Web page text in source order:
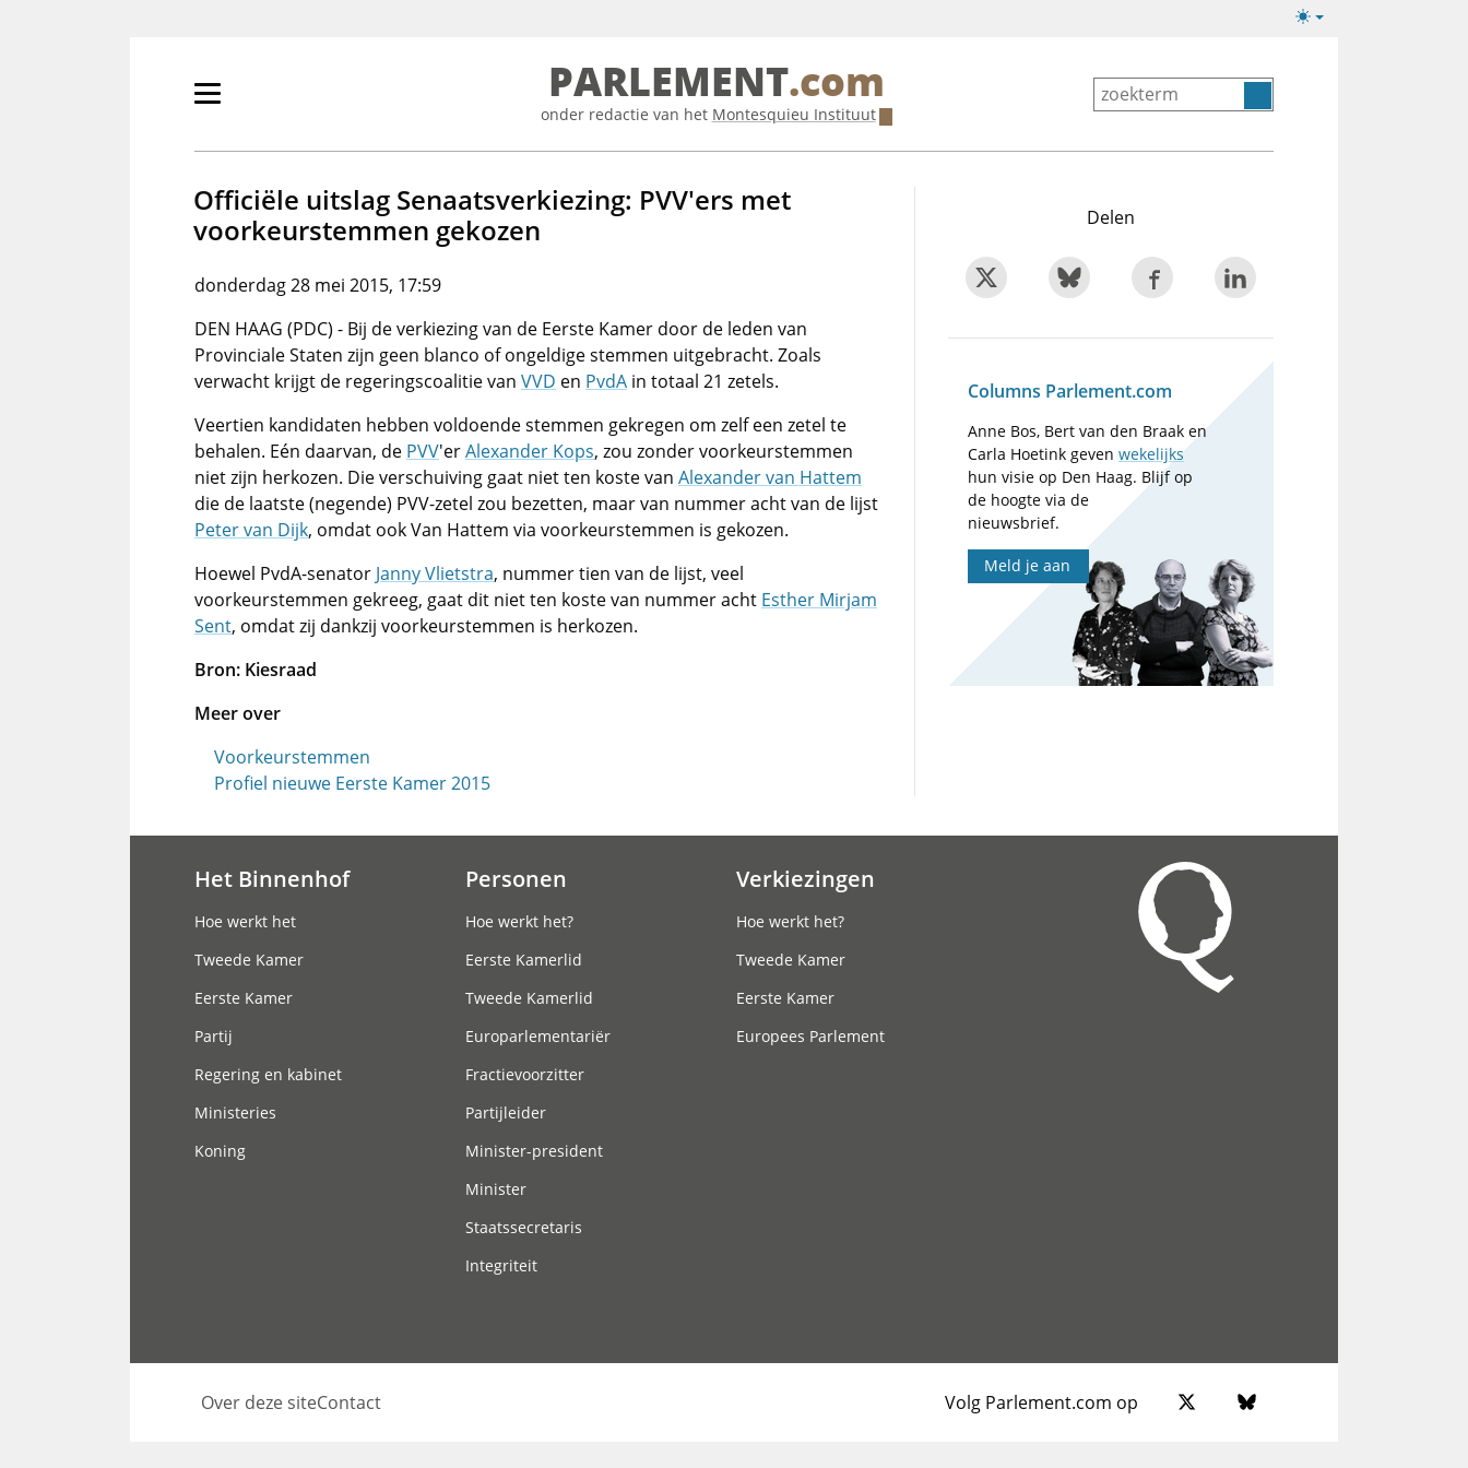
Lichte/donkere
Primair
tonen/verbergen
PARLEMENT.com
onder redactie van het Montesquieu Instituut
Officiële uitslag Senaatsverkiezing: PVV'ers met
voorkeurstemmen gekozen
donderdag 28 mei 2015, 17:59
DEN HAAG (PDC) - Bij de verkiezing van de Eerste Kamer door de leden van
Provinciale Staten zijn geen blanco of ongeldige stemmen uitgebracht. Zoals
verwacht krijgt de regeringscoalitie van VVD en PvdA in totaal 21 zetels.
Veertien kandidaten hebben voldoende stemmen gekregen om zelf een zetel te
behalen. Eén daarvan, de PVV'erAlexander Kops, zou zonder voorkeurstemmen
niet zijn herkozen. Die verschuiving gaat niet ten koste van Alexander van Hattem
die de laatste (negende) PVV-zetel zou bezetten, maar van nummer acht van de lijst
Peter van Dijk, omdat ook Van Hattem via voorkeurstemmen is gekozen.
Hoewel PvdA-senator Janny Vlietstra, nummer tien van de lijst, veel
voorkeurstemmen gekreeg, gaat dit niet ten koste van nummer acht Esther Mirjam
Sent, omdat zij dankzij voorkeurstemmen is herkozen.
Bron: Kiesraad
Meer over
Voorkeurstemmen
Profiel nieuwe Eerste Kamer 2015
Delen
Columns Parlement.com
Anne Bos, Bert van den Braak en
Carla Hoetink gevenwekelijks
hun visie op Den Haag. Blijf op
de hoogte via de
nieuwsbrief.
Meld je aan
Het Binnenhof
Hoe werkt het
Tweede Kamer
Eerste Kamer
Partij
Regering en kabinet
Ministeries
Koning
Personen
Hoe werkt het?
Eerste Kamerlid
Tweede Kamerlid
Europarlementariër
Fractievoorzitter
Partijleider
Minister-president
Minister
Staatssecretaris
Integriteit
Verkiezingen
Hoe werkt het?
Tweede Kamer
Eerste Kamer
Europees Parlement
Over deze siteContact Volg Parlement.com op